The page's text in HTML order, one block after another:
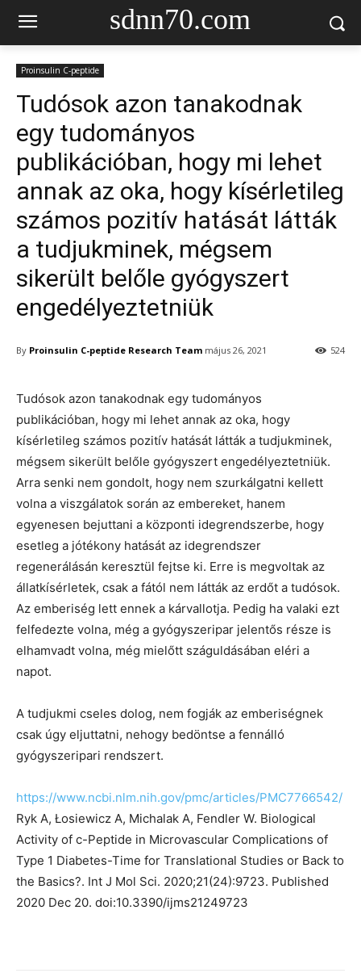
sdnn70.com
Proinsulin C-peptide
Tudósok azon tanakodnak
egy tudományos
publikációban, hogy mi lehet
annak az oka, hogy kísérletileg
számos pozitív hatását látták
a tudjukminek, mégsem
sikerült belőle gyógyszert
engedélyeztetniük
By Proinsulin C-peptide Research Team május 26, 2021 524
Tudósok azon tanakodnak egy tudományos
publikációban, hogy mi lehet annak az oka, hogy
kísérletileg számos pozitív hatását látták a tudjukminek,
mégsem sikerült belőle gyógyszert engedélyeztetniük.
Arra senki nem gondolt, hogy nem szurkálgatni kellett
volna a viszgálatok során az embereket, hanem
egyenesen bejuttani a központi idegrendszerbe, hogy
esetleg a jótékony hatását az idegrendszer
regenerálásán keresztül fejtse ki. Erre is megvoltak az
állatkísérletek, csak a fától nem látták az erdőt a tudósok.
Az emberiség lett ennek a kárvallotja. Pedig ha valaki ezt
felfedezte volna, még a gyógyszeripar jelentős része is
elhamvadt volna, még mielőtt száguldásában eléri a
napot.
A tudjukmi cseles dolog, nem fogják az emberiségnek
csak úgy eljuttatni, nehogy bedöntse a fennálló
gyógyszeripari rendszert.
https://www.ncbi.nlm.nih.gov/pmc/articles/PMC7766542/
Ryk A, Łosiewicz A, Michalak A, Fendler W. Biological
Activity of c-Peptide in Microvascular Complications of
Type 1 Diabetes-Time for Translational Studies or Back to
the Basics?. Int J Mol Sci. 2020;21(24):9723. Published
2020 Dec 20. doi:10.3390/ijms21249723